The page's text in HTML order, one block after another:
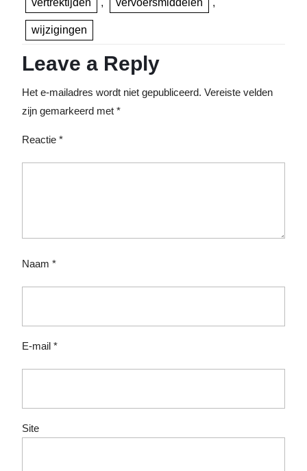
vertrektijden , vervoersmiddelen ,
wijzigingen
Leave a Reply
Het e-mailadres wordt niet gepubliceerd. Vereiste velden
zijn gemarkeerd met *
Reactie *
Naam *
E-mail *
Site